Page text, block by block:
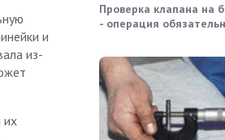
и
из-
их
Проверка клапана на
- операция